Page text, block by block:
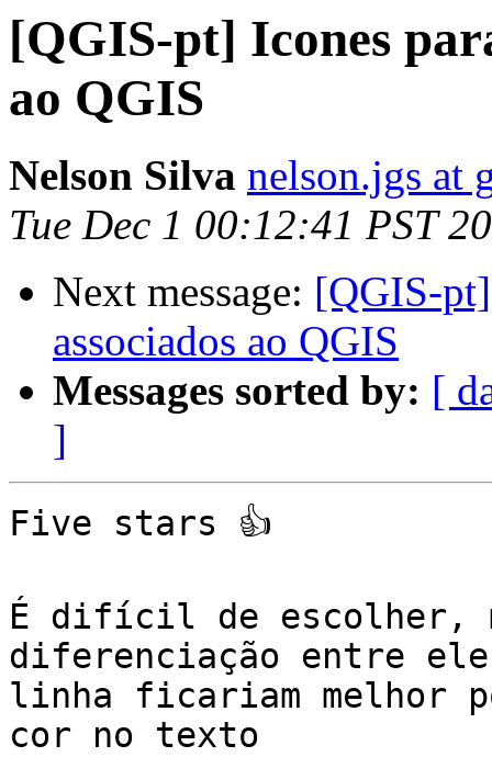
[QGIS-pt] Icones
ao QGIS
Nelson Silva nelson.jgs at
Tue Dec 1 00:12:41 PST
Next message: [QGIS-
associados ao QGIS
Messages sorted by: [
]
Five stars 👍
É difícil de escolher,
diferenciação entre
linha ficariam melhor
cor no texto